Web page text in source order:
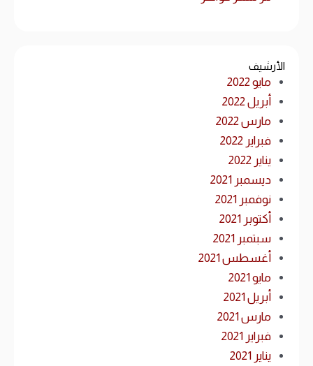
الأرشيف
مايو 2022
أبريل 2022
مارس 2022
فبراير 2022
يناير 2022
ديسمبر 2021
نوفمبر 2021
أكتوبر 2021
سبتمبر 2021
أغسطس 2021
مايو 2021
أبريل 2021
مارس 2021
فبراير 2021
يناير 2021